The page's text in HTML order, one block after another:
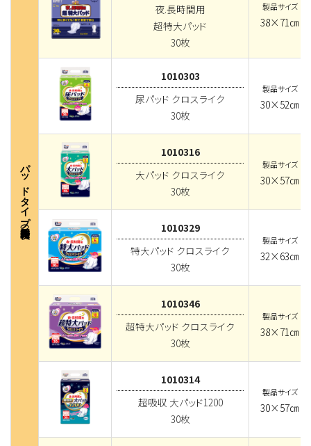
パッドタイプ（夜長時間用）
夜.長時間用
超特大パッド
30枚
製品サイズ
38×71㎝
1010303
尿パッド クロスライク
30枚
製品サイズ
30×52㎝
1010316
大パッド クロスライク
30枚
製品サイズ
30×57㎝
1010329
特大パッド クロスライク
30枚
製品サイズ
32×63㎝
1010346
超特大パッド クロスライク
30枚
製品サイズ
38×71㎝
1010314
超吸収 大パッド1200
30枚
製品サイズ
30×57㎝